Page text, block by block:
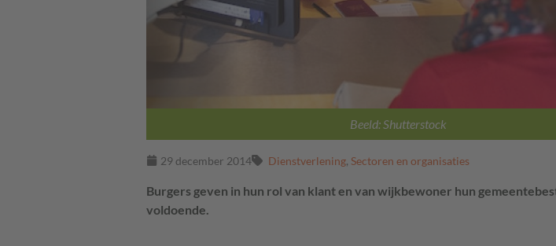
Beeld: Shutterstock
29 december 2014 Dienstverlening, Sectoren en organisaties
Burgers geven in hun rol van klant en van wijkbewoner hun
voldoende.